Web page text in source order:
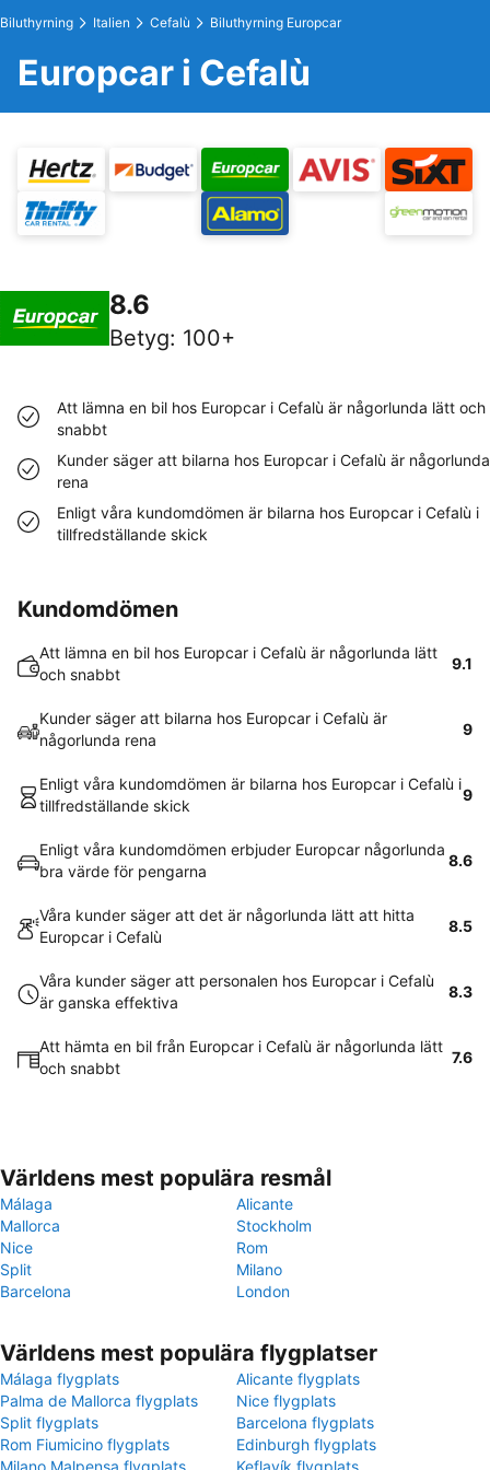
Biluthyrning Italien Cefalù Biluthyrning Europcar
Europcar i Cefalù
8.6
Betyg: 100+
Att lämna en bil hos Europcar i Cefalù är någorlunda lätt och
snabbt
Kunder säger att bilarna hos Europcar i Cefalù är någorlunda
rena
Enligt våra kundomdömen är bilarna hos Europcar i Cefalù i
tillfredställande skick
Kundomdömen
Att lämna en bil hos Europcar i Cefalù är någorlunda lätt
och snabbt
9.1
Kunder säger att bilarna hos Europcar i Cefalù är
någorlunda rena
9
Enligt våra kundomdömen är bilarna hos Europcar i Cefalù i
tillfredställande skick
9
Enligt våra kundomdömen erbjuder Europcar någorlunda
bra värde för pengarna
8.6
Våra kunder säger att det är någorlunda lätt att hitta
Europcar i Cefalù
8.5
Våra kunder säger att personalen hos Europcar i Cefalù
är ganska effektiva
8.3
Att hämta en bil från Europcar i Cefalù är någorlunda lätt
och snabbt
7.6
Världens mest populära resmål
Málaga
Alicante
Mallorca
Stockholm
Nice
Rom
Split
Milano
Barcelona
London
Världens mest populära flygplatser
Málaga flygplats
Alicante flygplats
Palma de Mallorca flygplats
Nice flygplats
Split flygplats
Barcelona flygplats
Rom Fiumicino flygplats
Edinburgh flygplats
Milano Malpensa flygplats
Keflavík flygplats